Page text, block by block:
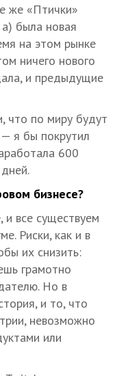
же «Птички»
была новая
на этом рынке
ничего нового
и предыдущие
что по миру будут
я бы покрутил
600
бизнесе?
все существуем
Риски, как и в
их снизить:
грамотно
Но в
и то, что
невозможно
или